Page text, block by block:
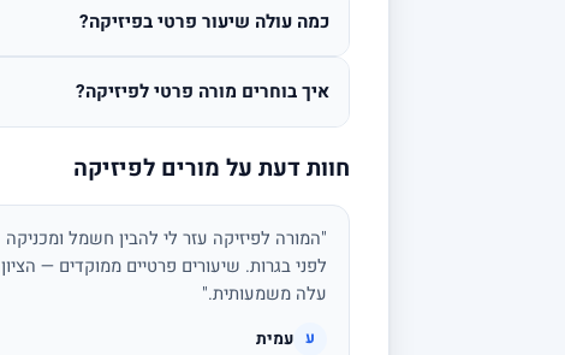
כמה עולה שיעור פרטי בפיזיקה?
איך בוחרים מורה פרטי לפיזיקה?
חוות דעת על מורים לפיזיקה
"המורה לפיזיקה עזר לי להבין חשמל ומכניקה
לפני בגרות. שיעורים פרטיים ממוקדים — הציון
עלה משמעותית."
ע עמית